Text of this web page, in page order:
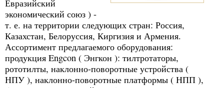
Евразийский
экономический союз ) -
т. е. на территории следующих стран: Россия,
Казахстан, Белоруссия, Киргизия и Армения.
Ассортимент предлагаемого оборудования:
продукция Engcon ( Энгкон ): тилтротаторы,
рототилты, наклонно-поворотные устройства (
НПУ ), наклонно-поворотные платформы ( НПП ),